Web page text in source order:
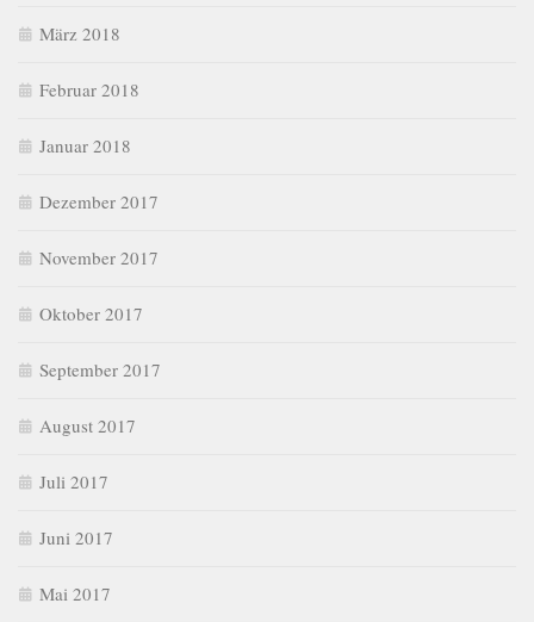
März 2018
Februar 2018
Januar 2018
Dezember 2017
November 2017
Oktober 2017
September 2017
August 2017
Juli 2017
Juni 2017
Mai 2017